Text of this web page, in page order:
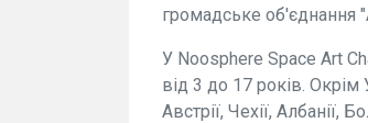
громадське об'єднання
У Noosphere Space Art
від 3 до 17 років. Окрім
Австрії, Чехії, Албанії,